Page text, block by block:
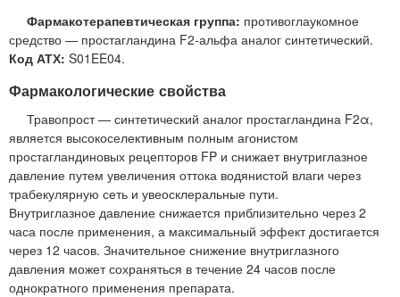
Фармакотерапевтическая группа: противоглаукомное
средство — простагландина F2-альфа аналог синтетический.
Код АТХ: S01EE04.
Фармакологические свойства
Травопрост — синтетический аналог простагландина F2α,
является высокоселективным полным агонистом
простагландиновых рецепторов FP и снижает внутриглазное
давление путем увеличения оттока водянистой влаги через
трабекулярную сеть и увеосклеральные пути.
Внутриглазное давление снижается приблизительно через 2
часа после применения, а максимальный эффект достигается
через 12 часов. Значительное снижение внутриглазного
давления может сохраняться в течение 24 часов после
однократного применения препарата.